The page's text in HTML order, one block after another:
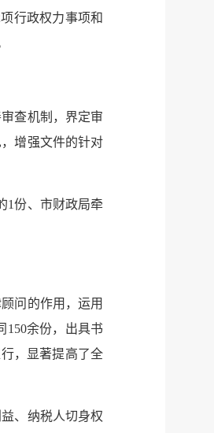
项行政权力事项和
查机制，界定审
增强文件的针对
1份、市财政局牵
问的作用，运用
150余份，出具书
，显著提高了全
、纳税人切身权